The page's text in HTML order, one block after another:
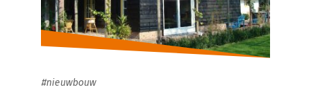
nieuwbouw